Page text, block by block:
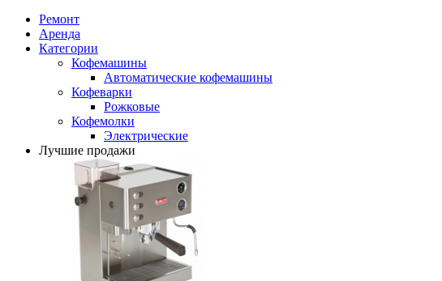
Ремонт
Аренда
Категории
Кофемашины
Автоматические кофемашины
Кофеварки
Рожковые
Кофемолки
Электрические
Лучшие продажи